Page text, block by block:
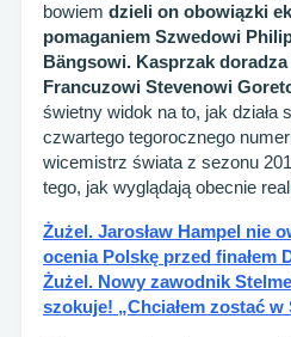
bowiem dzieli on obowiązki
pomaganiem Szwedowi
Bängsowi. Kasprzak
Francuzowi Stevenowi
świetny widok na to, jak działa
czwartego tegorocznego
wicemistrz świata z sezonu
tego, jak wyglądają obecnie
Żużel. Jarosław Hampel nie
ocenia Polskę przed finałem
Żużel. Nowy zawodnik
szokuje! „Chciałem zostać